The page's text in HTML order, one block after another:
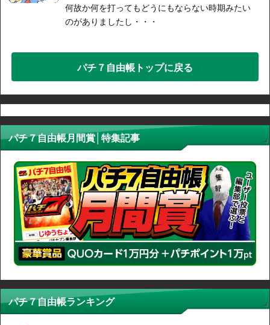
何故か何を打ってもどうにもならない時期みたい
のがありましたし・・・
パチ７自由帳トップに戻る
パチ７自由帳月間賞│特集記事
パチ７自由帳ランキング